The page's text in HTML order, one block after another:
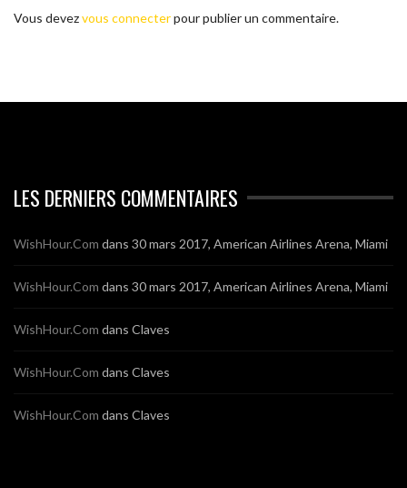
Vous devezvous connecterpour publier un commentaire.
LES DERNIERS COMMENTAIRES
WishHour.Com dans 30 mars 2017, American Airlines Arena, Miami
WishHour.Com dans 30 mars 2017, American Airlines Arena, Miami
WishHour.Com dans Claves
WishHour.Com dans Claves
WishHour.Com dans Claves